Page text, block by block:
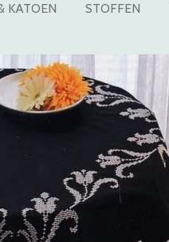
KATOEN STOFFEN